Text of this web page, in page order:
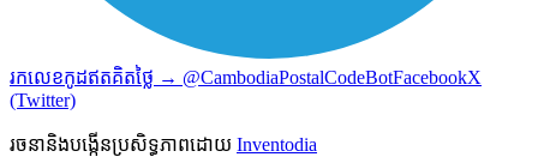
រកលេខកូដឥតគិតថ្លៃ → @CambodiaPostalCodeBotFacebookX
(Twitter)
រចនានិងបង្កើនប្រសិទ្ធភាពដោយ Inventodia